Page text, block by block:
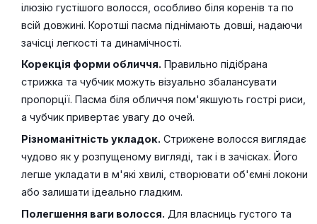
ілюзію густішого волосся, особливо біля коренів та по
всій довжині. Коротші пасма піднімають довші, надаючи
зачісці легкості та динамічності.
Корекція форми обличчя. Правильно підібрана
стрижка та чубчик можуть візуально збалансувати
пропорції. Пасма біля обличчя пом'якшують гострі риси,
а чубчик привертає увагу до очей.
Різноманітність укладок. Стрижене волосся виглядає
чудово як у розпущеному вигляді, так і в зачісках. Його
легше укладати в м'які хвилі, створювати об'ємні локони
або залишати ідеально гладким.
Полегшення ваги волосся. Для власниць густого та